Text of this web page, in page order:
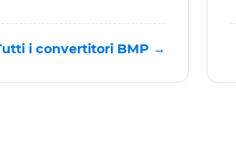
i convertitori BMP →